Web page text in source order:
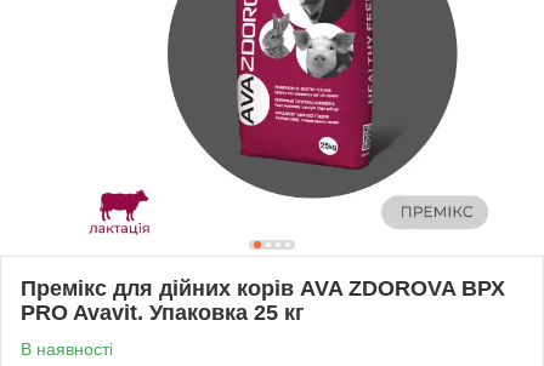
Премікс для дійних корів AVA ZDOROVA ВРХ
PRO Avavit. Упаковка 25 кг
В наявності